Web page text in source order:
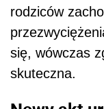
rodziców
się, wówczas
skuteczna.